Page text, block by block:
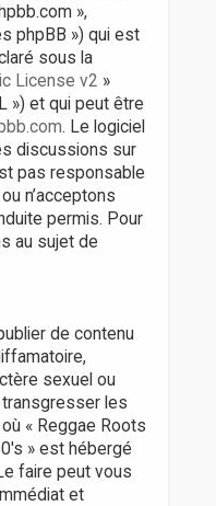
»,
phpBB ») qui est
sous la
License v2 »
») et qui peut être
. Le logiciel
discussions sur
pas responsable
n’acceptons
permis. Pour
au sujet de
de contenu
sexuel ou
les
« Reggae Roots
» est hébergé
faire peut vous
et